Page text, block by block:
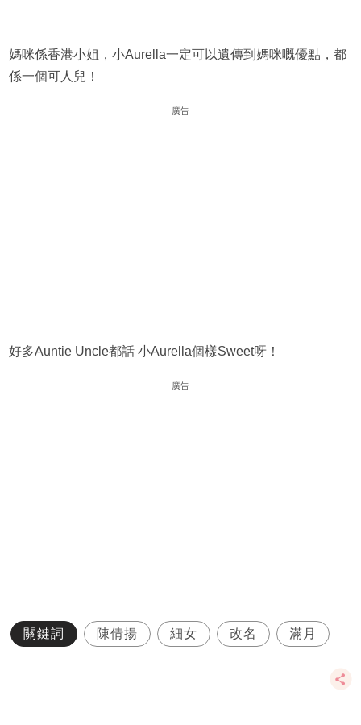
媽咪係香港小姐，小Aurella一定可以遺傳到媽咪嘅優點，都
係一個可人兒！
廣告
好多Auntie Uncle都話 小Aurella個樣Sweet呀！
廣告
關鍵詞 陳倩揚 細女 改名 滿月